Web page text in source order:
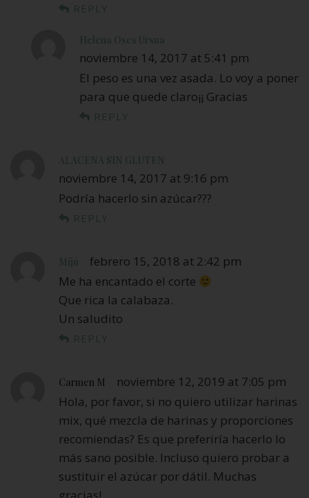
REPLY
Helena Oses Ursua
noviembre 14, 2017 at 5:41 pm
El peso es una vez asada. Lo voy a poner
para que quede claro¡¡ Gracias
REPLY
ALACENA SIN GLUTEN
noviembre 14, 2017 at 9:16 pm
Podría hacerlo sin azúcar???
REPLY
Mijú
febrero 15, 2018 at 2:42 pm
Me ha encantado el corte
Que rica la calabaza.
Un saludito
REPLY
Carmen M
noviembre 12, 2019 at 7:05 pm
Hola, por favor, si no quiero utilizar harinas
mix, qué mezcla de harinas y proporciones
recomiendas? Es que preferiría hacerlo lo
más sano posible. Incluso quiero probar a
sustituir el azúcar por dátil. Muchas